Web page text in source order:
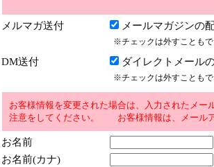
メルマガ送付 メールマガジンの
※チェックは外すことも
DM送付 ダイレクトメール
※チェックは外すことも
お客様情報を変更された場合は、入力されたメ
注意をしてください。 お客様情報は、メール
お名前
お名前(カナ)